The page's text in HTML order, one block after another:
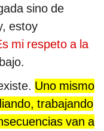
sino de
estoy
mi respeto a la
Uno mismo
trabajando
van a